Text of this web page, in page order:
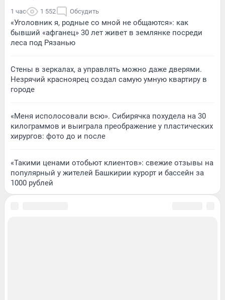
1 час 1 552 Обсудить
«Уголовник я, родные со мной не общаются»: как
бывший «афганец» 30 лет живет в землянке посреди
леса под Рязанью
Стены в зеркалах, а управлять можно даже дверями.
Незрячий красноярец создал самую умную квартиру в
городе
«Меня исполосовали всю». Сибирячка похудела на 30
килограммов и выиграла преображение у пластических
хирургов: фото до и после
«Такими ценами отобьют клиентов»: свежие отзывы на
популярный у жителей Башкирии курорт и бассейн за
1000 рублей